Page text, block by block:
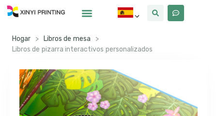
Hogar > Libros de mesa
>
Libros de pizarra interactivos personalizados